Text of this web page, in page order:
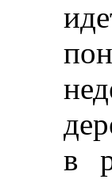
в